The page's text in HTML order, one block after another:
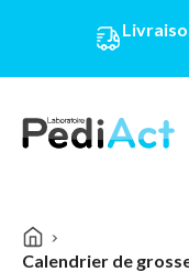
Calendrier de